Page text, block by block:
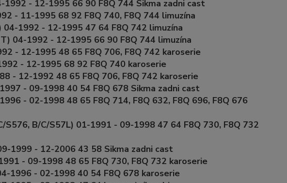
1992 - 12-1995 66 90 F8Q 744 Sikma zadni cast
- 11-1995 68 92 F8Q 740, F8Q 744 limuzína
04-1992 - 12-1995 47 64 F8Q 742 limuzína
04-1992 - 12-1995 66 90 F8Q 744 limuzína
- 12-1995 48 65 F8Q 706, F8Q 742 karoserie
- 12-1995 68 92 F8Q 740 karoserie
- 12-1992 48 65 F8Q 706, F8Q 742 karoserie
- 09-1998 40 54 F8Q 678 Sikma zadni cast
- 02-1998 48 65 F8Q 714, F8Q 632, F8Q 696, F8Q 676
S576, B/C/S57L) 01-1991 - 09-1998 47 64 F8Q 730, F8Q 732
1999 - 12-2006 43 58 Sikma zadni cast
- 09-1998 48 65 F8Q 730, F8Q 732 karoserie
1996 - 02-1998 40 54 F8Q 678 karoserie